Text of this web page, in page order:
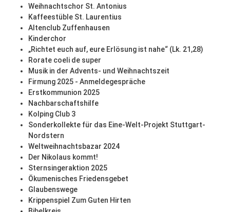
Weihnachtschor St. Antonius
Kaffeestüble St. Laurentius
Altenclub Zuffenhausen
Kinderchor
„Richtet euch auf, eure Erlösung ist nahe“ (Lk. 21,28)
Rorate coeli de super
Musik in der Advents- und Weihnachtszeit
Firmung 2025 - Anmeldegespräche
Erstkommunion 2025
Nachbarschaftshilfe
Kolping Club 3
Sonderkollekte für das Eine-Welt-Projekt Stuttgart-
Nordstern
Weltweihnachtsbazar 2024
Der Nikolaus kommt!
Sternsingeraktion 2025
Ökumenisches Friedensgebet
Glaubenswege
Krippenspiel Zum Guten Hirten